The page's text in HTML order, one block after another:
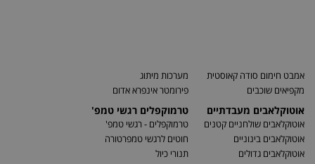
אמבט חימום סודה קאוסטית
מקפיאים שוכבים
אוטוקלאבים מעבדתיים
אוטוקלאבים שולחניים קטנים
אוטוקלאבים בינוניים
אוטוקלאבים גדולים
מערכות מיתוג
פירומטר אינפרא אדום
טרמוקפלים רגשי טמפ'
טרמוקפלים - רגשי טמפ'
חוטים לרגשי טמפרטורה
תנורי כיול